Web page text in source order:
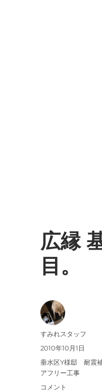
広縁
目。
投
稿
すみれスタッフ
投
稿
日:
2010年10月1日
カ
テ
垂水区Y様邸 耐震
アフリー工事
広
コメント